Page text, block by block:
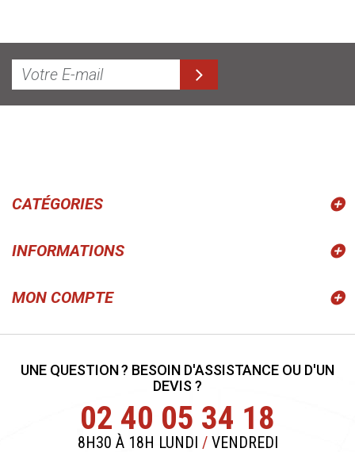
CATÉGORIES
INFORMATIONS
MON COMPTE
UNE QUESTION ? BESOIN D'ASSISTANCE OU D'UN
DEVIS ?
02 40 05 34 18
8H30 À 18H LUNDI /VENDREDI